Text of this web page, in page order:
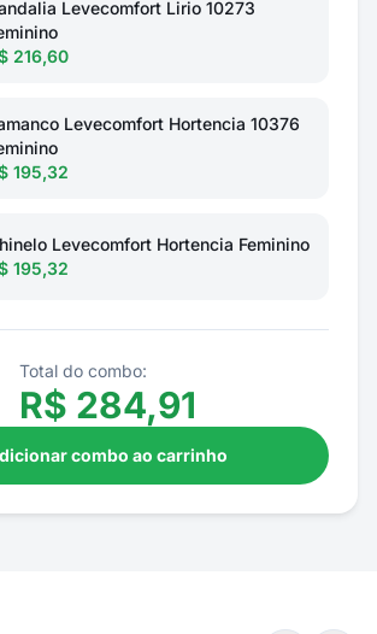
Levecomfort Lirio 10273
216,60
Levecomfort Hortencia 10376
195,32
Levecomfort Hortencia Feminino
195,32
Total do combo:
R$ 284,91
combo ao carrinho